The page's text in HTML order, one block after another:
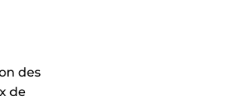
des
de